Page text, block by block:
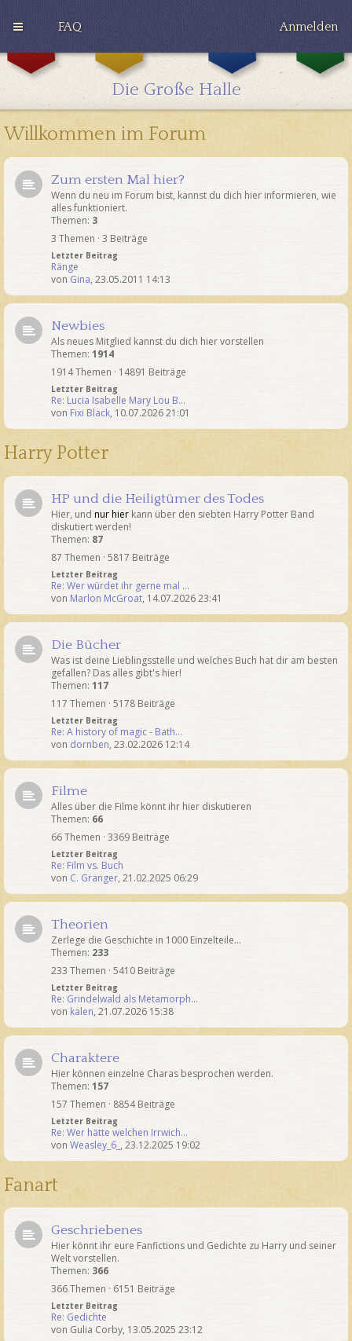
FAQ Anmelden
G
i
H
u
e
u
f
R
n
w
Die Große Halle
Willkommen im Forum
Zum ersten Mal hier?
Wenn du neu im Forum bist, kannst du dich hier informieren, wie
alles funktioniert.
Themen: 3
3 Themen · 3 Beiträge
Letzter Beitrag
Ränge
von Gina, 23.05.2011 14:13
Newbies
Als neues Mitglied kannst du dich hier vorstellen
Themen: 1914
1914 Themen · 14891 Beiträge
Letzter Beitrag
Re: Lucia Isabelle Mary Lou B…
von Fixi Black, 10.07.2026 21:01
Harry Potter
HP und die Heiligtümer des Todes
Hier, und nur hier kann über den siebten Harry Potter Band
diskutiert werden!
Themen: 87
87 Themen · 5817 Beiträge
Letzter Beitrag
Re: Wer würdet ihr gerne mal …
von Marlon McGroat, 14.07.2026 23:41
Die Bücher
Was ist deine Lieblingsstelle und welches Buch hat dir am besten
gefallen? Das alles gibt's hier!
Themen: 117
117 Themen · 5178 Beiträge
Letzter Beitrag
Re: A history of magic - Bath…
von dornben, 23.02.2026 12:14
Filme
Alles über die Filme könnt ihr hier diskutieren
Themen: 66
66 Themen · 3369 Beiträge
Letzter Beitrag
Re: Film vs. Buch
von C. Granger, 21.02.2025 06:29
Theorien
Zerlege die Geschichte in 1000 Einzelteile...
Themen: 233
233 Themen · 5410 Beiträge
Letzter Beitrag
Re: Grindelwald als Metamorph…
von kalen, 21.07.2026 15:38
Charaktere
Hier können einzelne Charas besprochen werden.
Themen: 157
157 Themen · 8854 Beiträge
Letzter Beitrag
Re: Wer hätte welchen Irrwich…
von Weasley_6_ , 23.12.2025 19:02
Fanart
Geschriebenes
Hier könnt ihr eure Fanfictions und Gedichte zu Harry und seiner
Welt vorstellen.
Themen: 366
366 Themen · 6151 Beiträge
Letzter Beitrag
Re: Gedichte
von Gulia Corby, 13.05.2025 23:12